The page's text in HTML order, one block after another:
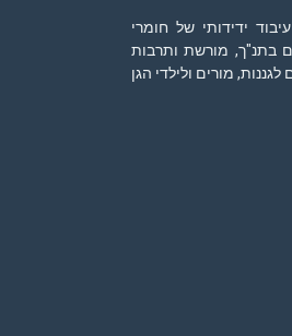
ידידותי של חומרי
בתנ"ך, מורשת ותרבות
מורים ולילדי הגן